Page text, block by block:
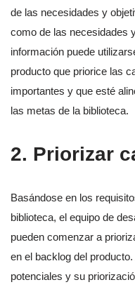
de las necesidades y
como de las necesidades
información puede
producto que priorice las
importantes y que esté
las metas de la biblioteca.
2. Priorizar
Basándose en los
biblioteca, el equipo de
pueden comenzar a
en el backlog del
potenciales y su